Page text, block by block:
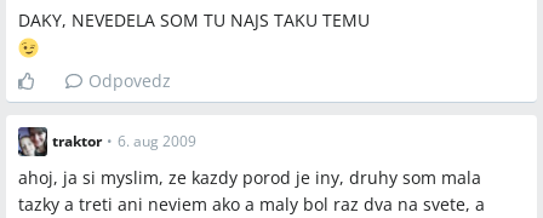
DAKY, NEVEDELA SOM TU NAJS TAKU TEMU
Odpovedz
traktor • 6. aug 2009
ahoj, ja si myslim, ze kazdy porod je iny, druhy som mala
tazky a treti ani neviem ako a maly bol raz dva na svete, a